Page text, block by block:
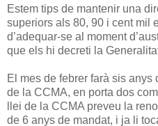
Estem tips de mantenir una
superiors als 80, 90 i cent mil
d’adequar-se al moment
que els hi decreti la
El mes de febrer farà sis
de la CCMA, en porta dos
llei de la CCMA preveu la
de 6 anys de mandat, i ja li